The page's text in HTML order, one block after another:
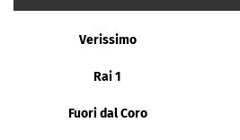
Verissimo
Rai 1
Fuori dal Coro